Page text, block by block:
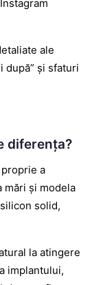
ale
după” și sfaturi
diferența?
a
mări și modela
solid,
la atingere
implantului,